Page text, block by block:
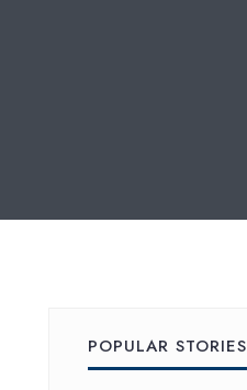
POPULAR STORIES